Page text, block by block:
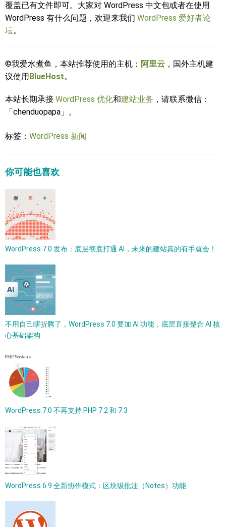
覆盖已有文件即可。大家对 WordPress 中文包或者在使用
WordPress 有什么问题，欢迎来我们 WordPress 爱好者论
坛。
©我爱水煮鱼，本站推荐使用的主机： 阿里云 ，国外主机建
议使用BlueHost。
本站长期承接 WordPress 优化和建站业务 ，请联系微信：
「chenduopapa」。
标签： WordPress 新闻
你可能也喜欢
WordPress 7.0 发布：底层彻底打通 AI，未来的建站真的有手就会！
不用自己瞎折腾了，WordPress 7.0 要加 AI 功能，底层直接整合 AI 核
心基础架构
WordPress 7.0 不再支持 PHP 7.2 和 7.3
WordPress 6.9 全新协作模式：区块级批注（Notes）功能